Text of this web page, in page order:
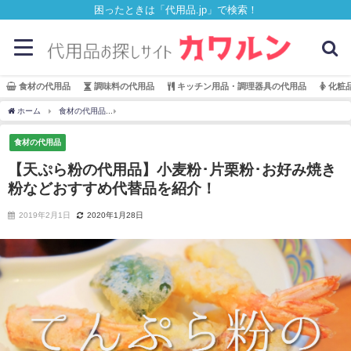
困ったときは「代用品.jp」で検索！
食材の代用品 調味料の代用品 キッチン用品・調理器具の代用品 化粧
ホーム 食材の代用品
食材の代用品
【天ぷら粉の代用品】小麦粉･片栗粉･お好み焼き
粉などおすすめ代替品を紹介！
2019年2月1日 2020年1月28日